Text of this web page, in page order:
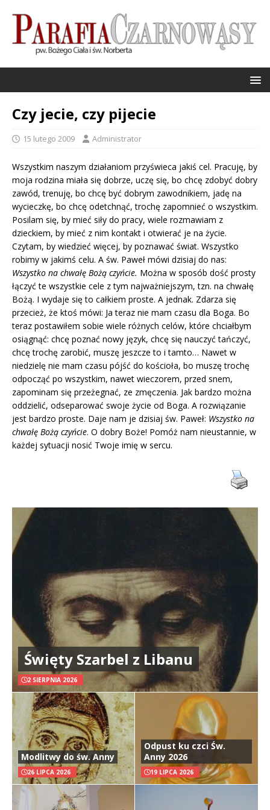
Czy jecie, czy pijecie
15 lutego 2009 Administrator
Wszystkim naszym działaniom przyświeca jakiś cel. Pracuję, by
moja rodzina miała się dobrze, uczę się, bo chcę zdobyć dobry
zawód, trenuję, bo chcę być dobrym zawodnikiem, jadę na
wycieczkę, bo chcę odetchnąć, trochę zapomnieć o wszystkim.
Posilam się, by mieć siły do pracy, wiele rozmawiam z
dzieckiem, by mieć z nim kontakt i otwierać je na życie.
Czytam, by wiedzieć więcej, by poznawać świat. Wszystko
robimy w jakimś celu. A św. Paweł mówi dzisiaj do nas:
Wszystko na chwałę Bożą czyńcie. Można w sposób dość prosty
łączyć te wszystkie cele z tym najważniejszym, tzn. na chwałę
Bożą. I wydaje się to całkiem proste. A jednak. Zdarza się
przecież, że ktoś mówi: Ja teraz nie mam czasu dla Boga. Bo
teraz postawiłem sobie wiele różnych celów, które chciałbym
osiągnąć: chcę poznać nowy język, chcę się nauczyć tańczyć,
chcę trochę zarobić, muszę jeszcze to i tamto… Nawet w
niedzielę nie mam czasu pójść do kościoła, bo muszę trochę
odpocząć po wszystkim, nawet wieczorem, przed snem,
zapominam się przeżegnać, ze zmęczenia. Jak bardzo można
oddzielić, odseparować swoje życie od Boga. A rozwiązanie
jest bardzo proste. Daje nam je dzisiaj św. Paweł: Wszystko na
chwałę Bożą czyńcie. O dobry Boże! Pomóż nam nieustannie, w
każdej sytuacji nosić Twoje imię w sercu.
Święty Szarbel z Libanu
2 SIERPNIA 2026
Modlitwy do św. Anny
26 LIPCA 2026
Odpust ku czci Św.
Anny 2026
19 LIPCA 2026